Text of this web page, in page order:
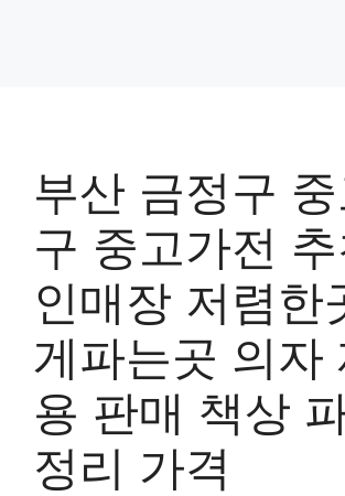
부산 금정구
구 중고가전
인매장 저렴한
게파는곳 의자
용 판매 책상
정리 가격